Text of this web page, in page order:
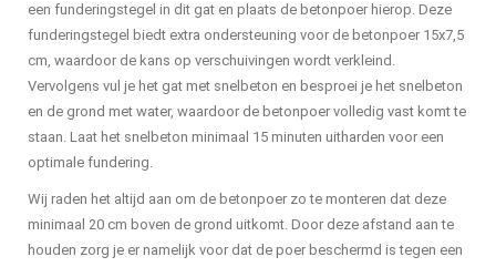
een funderingstegel in dit gat en plaats de betonpoer hierop. Deze
funderingstegel biedt extra ondersteuning voor de betonpoer 15x7,5
cm, waardoor de kans op verschuivingen wordt verkleind.
Vervolgens vul je het gat met snelbeton en besproei je het snelbeton
en de grond met water, waardoor de betonpoer volledig vast komt te
staan. Laat het snelbeton minimaal 15 minuten uitharden voor een
optimale fundering.
Wij raden het altijd aan om de betonpoer zo te monteren dat deze
minimaal 20 cm boven de grond uitkomt. Door deze afstand aan te
houden zorg je er namelijk voor dat de poer beschermd is tegen een